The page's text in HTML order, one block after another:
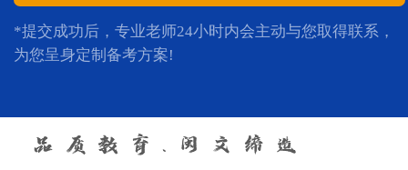
*提交成功后，专业老师24小时内会主动与您取得联系，
为您呈身定制备考方案!